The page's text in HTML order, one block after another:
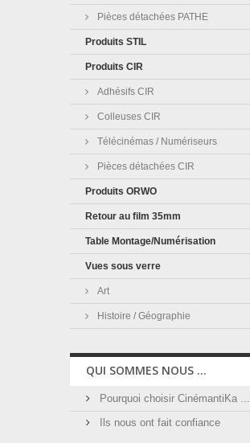
Pièces détachées PATHE
Produits STIL
Produits CIR
Adhésifs CIR
Colleuses CIR
Télécinémas / Numériseurs
Pièces détachées CIR
Produits ORWO
Retour au film 35mm
Table Montage/Numérisation
Vues sous verre
Art
Histoire / Géographie
QUI SOMMES NOUS ...
Pourquoi choisir CinémantiKa ...
Ils nous ont fait confiance